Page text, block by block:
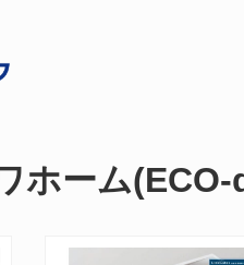
ホーム